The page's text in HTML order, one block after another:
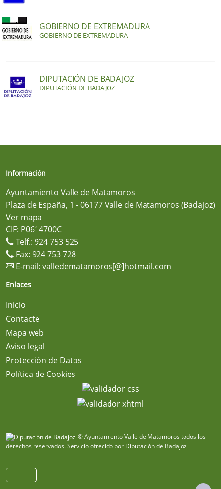
GOBIERNO DE EXTREMADURA
GOBIERNO DE EXTREMADURA
DIPUTACIÓN DE BADAJOZ
DIPUTACIÓN DE BADAJOZ
Información
Ayuntamiento Valle de Matamoros
Plaza de España, 1 - 06177 Valle de Matamoros (Badajoz)
Ver mapa
CIF: P0614700C
Telf.: 924 753 525
Fax: 924 753 728
E-mail: valledematamoros[@]hotmail.com
Enlaces
Inicio
Contacte
Mapa web
Aviso legal
Protección de Datos
Política de Cookies
© Ayuntamiento Valle de Matamoros todos los
derechos reservados.Servicio ofrecido por Diputación de Badajoz